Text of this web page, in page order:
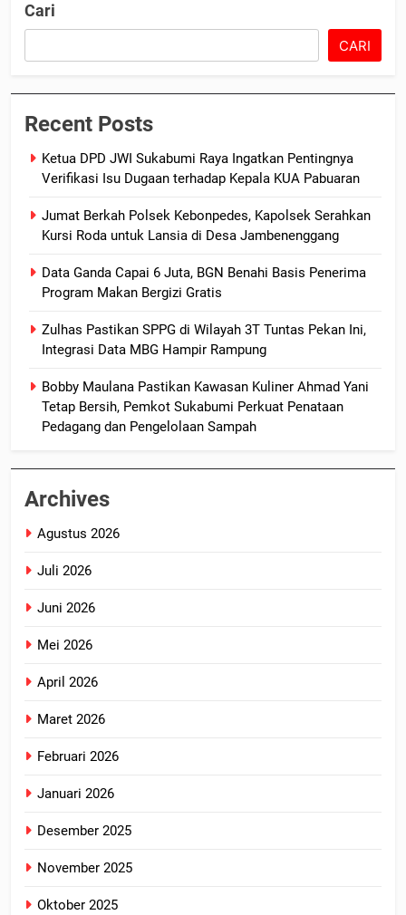
Cari
CARI
Recent Posts
Ketua DPD JWI Sukabumi Raya Ingatkan Pentingnya
Verifikasi Isu Dugaan terhadap Kepala KUA Pabuaran
Jumat Berkah Polsek Kebonpedes, Kapolsek Serahkan
Kursi Roda untuk Lansia di Desa Jambenenggang
Data Ganda Capai 6 Juta, BGN Benahi Basis Penerima
Program Makan Bergizi Gratis
Zulhas Pastikan SPPG di Wilayah 3T Tuntas Pekan Ini,
Integrasi Data MBG Hampir Rampung
Bobby Maulana Pastikan Kawasan Kuliner Ahmad Yani
Tetap Bersih, Pemkot Sukabumi Perkuat Penataan
Pedagang dan Pengelolaan Sampah
Archives
Agustus 2026
Juli 2026
Juni 2026
Mei 2026
April 2026
Maret 2026
Februari 2026
Januari 2026
Desember 2025
November 2025
Oktober 2025